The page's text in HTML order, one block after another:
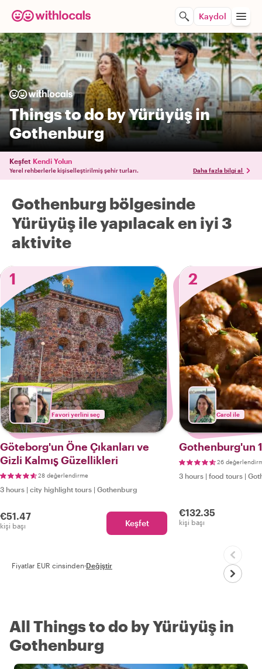
Kaydol
Things to do by Yürüyüş in
Gothenburg
Keşfet Kendi Yolun
Yerel rehberlerle kişiselleştirilmiş şehir turları. Daha fazla bilgi al
Gothenburg bölgesinde
Yürüyüş ile yapılacak en iyi 3
aktivite
1
Favori yerlini seç
Göteborg'un Öne Çıkanları ve
Gizli Kalmış Güzellikleri
28 değerlendirme
3 hours | city highlight tours | Gothenburg
€51.47
kişi başı Keşfet
2
Carol ile
Gothenburg'un
26
3 hours | food tours |
€132.35
kişi başı
Fiyatlar EUR cinsinden·Değiştir
All Things to do by Yürüyüş in
Gothenburg